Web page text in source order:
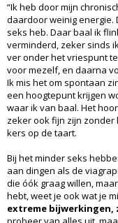
“Ik heb door mijn
daardoor weinig energie.
seks heb. Daar baal ik
verminderd, zeker sinds
ver onder het vriespunt
voor mezelf, en daarna
Ik mis het om spontaan
een hoogtepunt krijgen
waar ik van baal. Het
zeker ook fijn zijn zonder
kers op de taart.
Bij het minder seks
aan dingen als de
die óók graag willen,
hebt, weet je ook wat je
extreme